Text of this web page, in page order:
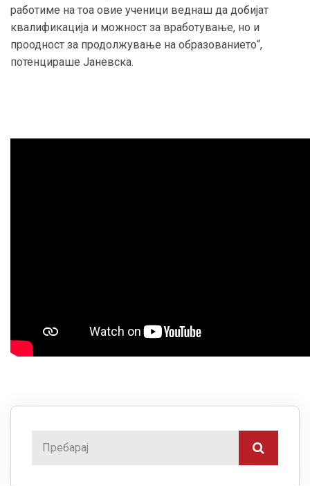
работиме на тоа овие ученици веднаш да добијат
квалификација и можност за вработување, но и
проодност за продолжување на образованието“,
потенцираше Јаневска.